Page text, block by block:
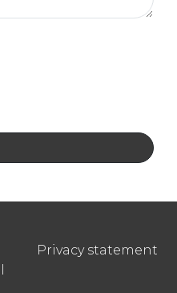
Privacy statement